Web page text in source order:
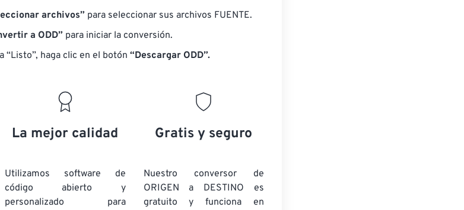
archivos” para seleccionar sus archivos FUENTE.
a ODD” para iniciar la conversión.
“Listo”, haga clic en el botón “Descargar ODD”.
La mejor calidad
Utilizamos software de
código abierto y
personalizado para
Gratis y seguro
Nuestro conversor de
ORIGEN a DESTINO es
gratuito y funciona en